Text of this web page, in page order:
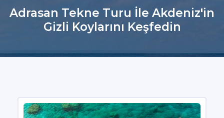
Adrasan Tekne Turu İle Akdeniz'in
Gizli Koylarını Keşfedin